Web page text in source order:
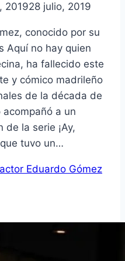
201928 julio, 2019
conocido por su
Aquí no hay quien
ha fallecido este
y cómico madrileño
de la década de
a un
de la serie ¡Ay,
tuvo un…
Eduardo Gómez